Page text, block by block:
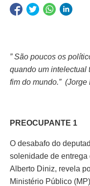
” São poucos os
quando um intelectual
fim do mundo.” (Jorge
PREOCUPANTE 1
O desabafo do
solenidade de
Alberto Diniz, revela
Ministério Público